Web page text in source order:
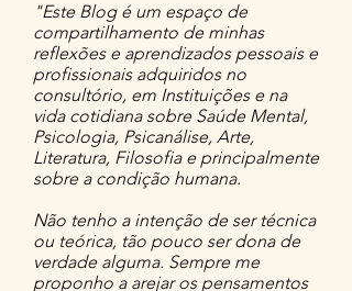
"Este Blog é um espaço de
compartilhamento de minhas
reflexões e aprendizados pessoais e
profissionais adquiridos no
consultório, em Instituições e na
vida cotidiana sobre Saúde Mental,
Psicologia, Psicanálise, Arte,
Literatura, Filosofia e principalmente
sobre a condição humana.
Não tenho a intenção de ser técnica
ou teórica, tão pouco ser dona de
verdade alguma. Sempre me
proponho a arejar os pensamentos